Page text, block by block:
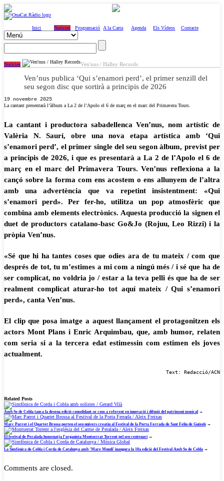
Inici Notícies Programació A la Carta Agenda Els Vídeos Contacte
Notícies Ven'nus / Halley Records
Ven’nus publica ‘Qui s’enamori perd’, el primer senzill del
seu segon disc que sortirà a principis de 2026
19 novembre 2025
La cantant presentarà l’àlbum a La 2 de l’Apolo el 6 de març en el marc del Primavera Tours.
La cantant i productora sabadellenca Ven’nus, nom artístic de
Valèria N. Saurí, obre una nova etapa artística amb ‘Qui
s’enamori perd’, el primer single del seu segon àlbum, previst per
a principis de 2026, i que es presentarà a La 2 de l’Apolo el 6 de
març en el marc del Primavera Tours. Ven’nus reflexiona a la
cançó sobre la forma com ens acostem o ens allunyem de l’altra
amb una advertència que va repetint insistentment: «Qui
s’enamori perd». Per fer-ho, utilitza un pop atmosfèric que
combina amb elements electrònics. Aquesta producció la signen el
duet de productors catalano-basc Go&Jo (Rojuu, Leo Rizzi) i la
pròpia Ven’nus.
«Sé que hi ha tantes coses que odies ara de tu mateix / com que
després de tot, tu m’estimes a mi com a ningú més / i sé que ha de
ser complicat, no voldria jo / estar a la teva pelli és que ha de ser
realment complicat aturar-ho tot aquí mateix / Qui s’enamori
perd», canta Ven’nus.
El clip que posa imatge a aquest llançament el protagonitzen els
actors Mont Plans i Enric Arquimbau, que, amb humor, relaten
com seria si a la tercera edat estimessin com estimen els joves
actualment.
Text: Redacció/ACN
Related Posts
Amb So de Cobla tanca la desena edició consolidant-se com a referent en innovació i difusió del patrimoni musical →
Marc Parrot i el Quartet Brossa porten el seu univers creatiu al Festival de la Porta Ferrada de Sant Feliu de Guíxols →
El festival de Peralada homenatja l’organista Montserrat Torrent pel seu centenari →
La Simfònica de Cobla i Corda de Catalunya amb ‘Mare Mundi’ inaugura la 10a edició del Festival Amb So de Cobla →
Comments are closed.